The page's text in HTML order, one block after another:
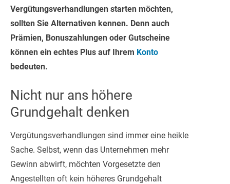
Vergütungsverhandlungen starten möchten,
sollten Sie Alternativen kennen. Denn auch
Prämien, Bonuszahlungen oder Gutscheine
können ein echtes Plus auf Ihrem Konto
bedeuten.
Nicht nur ans höhere
Grundgehalt denken
Vergütungsverhandlungen sind immer eine heikle
Sache. Selbst, wenn das Unternehmen mehr
Gewinn abwirft, möchten Vorgesetzte den
Angestellten oft kein höheres Grundgehalt